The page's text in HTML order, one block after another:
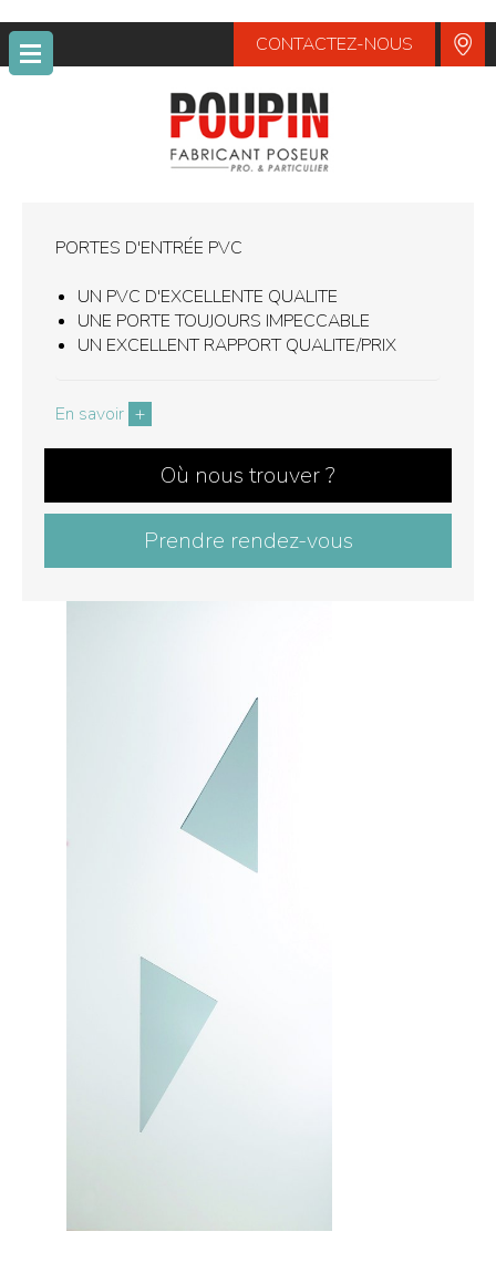
CONTACTEZ-NOUS
POUPIN
PORTES D'ENTRÉE PVC
UN PVC D'EXCELLENTE QUALITE
UNE PORTE TOUJOURS IMPECCABLE
UN EXCELLENT RAPPORT QUALITE/PRIX
En savoir +
Où nous trouver ?
Prendre rendez-vous